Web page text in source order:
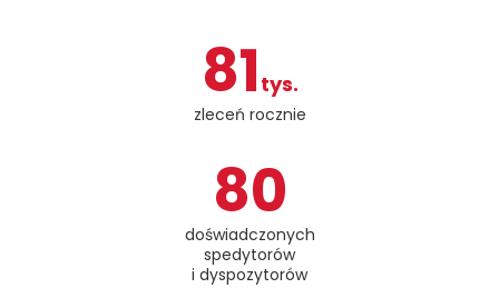
81 tys.
zleceń rocznie
80
doświadczonych
spedytorów
i dyspozytorów